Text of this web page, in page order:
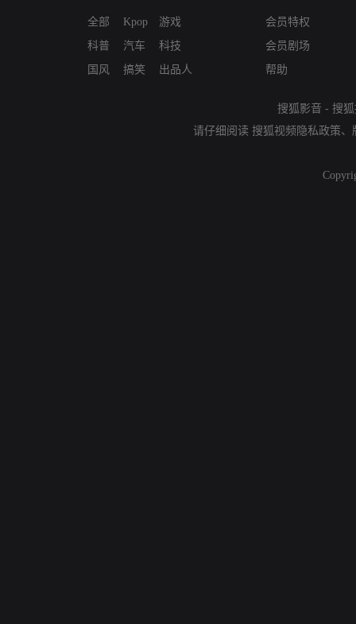
全部
科普
国风
Kpop
汽车
搞笑
游戏
科技
出品人
会员特权
会员剧场
帮助
搜狐影音 - 搜
请仔细阅读 搜狐视频隐私政策、